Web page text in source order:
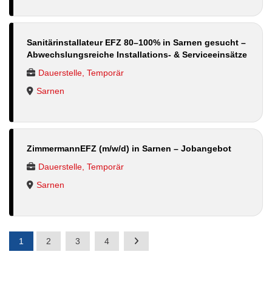
Sanitärinstallateur EFZ 80–100% in Sarnen gesucht –
Abwechslungsreiche Installations- & Serviceeinsätze
Dauerstelle, Temporär
Sarnen
ZimmermannEFZ (m/w/d) in Sarnen – Jobangebot
Dauerstelle, Temporär
Sarnen
1 2 3 4